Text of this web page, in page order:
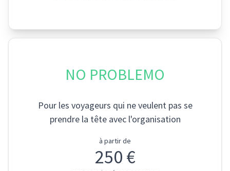
NO PROBLEMO
Pour les voyageurs qui ne veulent pas se
prendre la tête avec l'organisation
à partir de
250 €